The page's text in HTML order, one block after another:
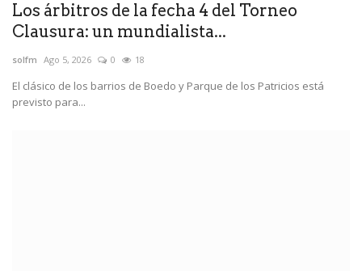
Los árbitros de la fecha 4 del Torneo
Clausura: un mundialista...
solfm Ago 5, 2026 0 18
El clásico de los barrios de Boedo y Parque de los Patricios está
previsto para...